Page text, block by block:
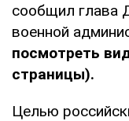
сообщил глава
военной
посмотреть
страницы).
Целью